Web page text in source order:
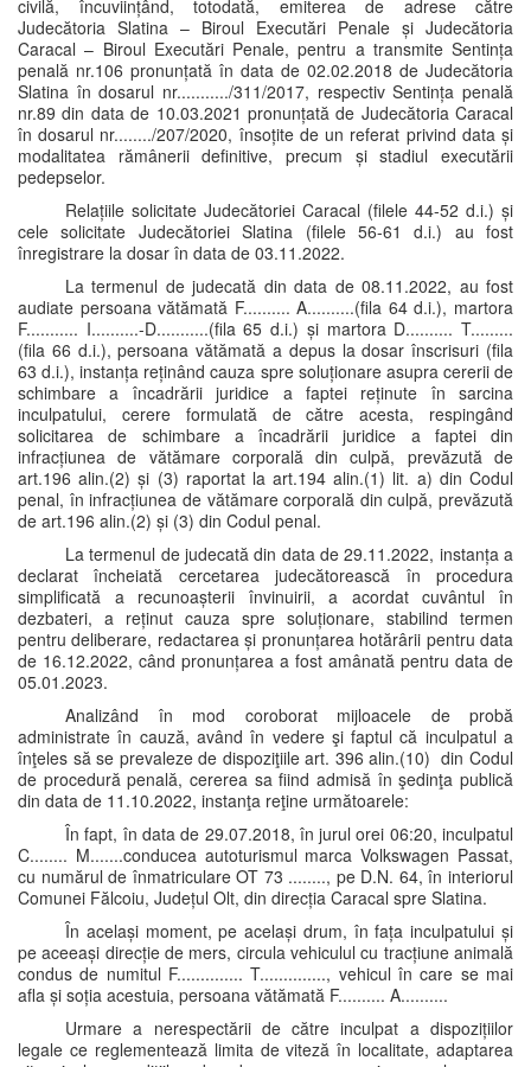
civilă, încuviințând, totodată, emiterea de adrese către
Judecătoria Slatina – Biroul Executări Penale și Judecătoria
Caracal – Biroul Executări Penale, pentru a transmite Sentința
penală nr.106 pronunțată în data de 02.02.2018 de Judecătoria
Slatina în dosarul nr.........../311/2017, respectiv Sentința penală
nr.89 din data de 10.03.2021 pronunțată de Judecătoria Caracal
în dosarul nr......../207/2020, însoțite de un referat privind data și
modalitatea rămânerii definitive, precum și stadiul executării
pedepselor.
Relațiile solicitate Judecătoriei Caracal (filele 44-52 d.i.) și
cele solicitate Judecătoriei Slatina (filele 56-61 d.i.) au fost
înregistrare la dosar în data de 03.11.2022.
La termenul de judecată din data de 08.11.2022, au fost
audiate persoana vătămată F.......... A..........(fila 64 d.i.), martora
F........... I..........-D...........(fila 65 d.i.) și martora D.......... T.........
(fila 66 d.i.), persoana vătămată a depus la dosar înscrisuri (fila
63 d.i.), instanța reținând cauza spre soluționare asupra cererii de
schimbare a încadrării juridice a faptei reținute în sarcina
inculpatului, cerere formulată de către acesta, respingând
solicitarea de schimbare a încadrării juridice a faptei din
infracțiunea de vătămare corporală din culpă, prevăzută de
art.196 alin.(2) și (3) raportat la art.194 alin.(1) lit. a) din Codul
penal, în infracțiunea de vătămare corporală din culpă, prevăzută
de art.196 alin.(2) și (3) din Codul penal.
La termenul de judecată din data de 29.11.2022, instanța a
declarat încheiată cercetarea judecătorească în procedura
simplificată a recunoașterii învinuirii, a acordat cuvântul în
dezbateri, a reținut cauza spre soluționare, stabilind termen
pentru deliberare, redactarea și pronunțarea hotărârii pentru data
de 16.12.2022, când pronunțarea a fost amânată pentru data de
05.01.2023.
Analizând în mod coroborat mijloacele de probă
administrate în cauză, având în vedere şi faptul că inculpatul a
înţeles să se prevaleze de dispoziţiile art. 396 alin.(10) din Codul
de procedură penală, cererea sa fiind admisă în şedinţa publică
din data de 11.10.2022, instanţa reţine următoarele:
În fapt, în data de 29.07.2018, în jurul orei 06:20, inculpatul
C........ M.......conducea autoturismul marca Volkswagen Passat,
cu numărul de înmatriculare OT 73 ........, pe D.N. 64, în interiorul
Comunei Fălcoiu, Județul Olt, din direcția Caracal spre Slatina.
În același moment, pe același drum, în fața inculpatului și
pe aceeași direcție de mers, circula vehiculul cu tracțiune animală
condus de numitul F.............. T.............., vehicul în care se mai
afla și soția acestuia, persoana vătămată F.......... A..........
Urmare a nerespectării de către inculpat a dispozițiilor
legale ce reglementează limita de viteză în localitate, adaptarea